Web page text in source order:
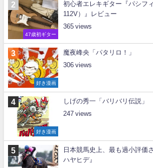
47歳初ギター
初心者エレキギター『パシフ
112V）』レビュー
365
好き漫画
魔夜峰央「パタリロ！」
306
好き漫画
しげの秀一「バリバリ伝説」
247
日本競馬史上、最も過小評価
ハヤヒデ』